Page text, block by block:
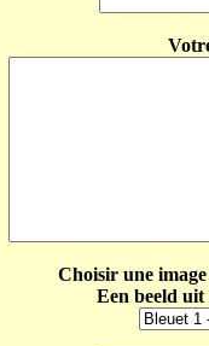
Choisir une
Een beeld